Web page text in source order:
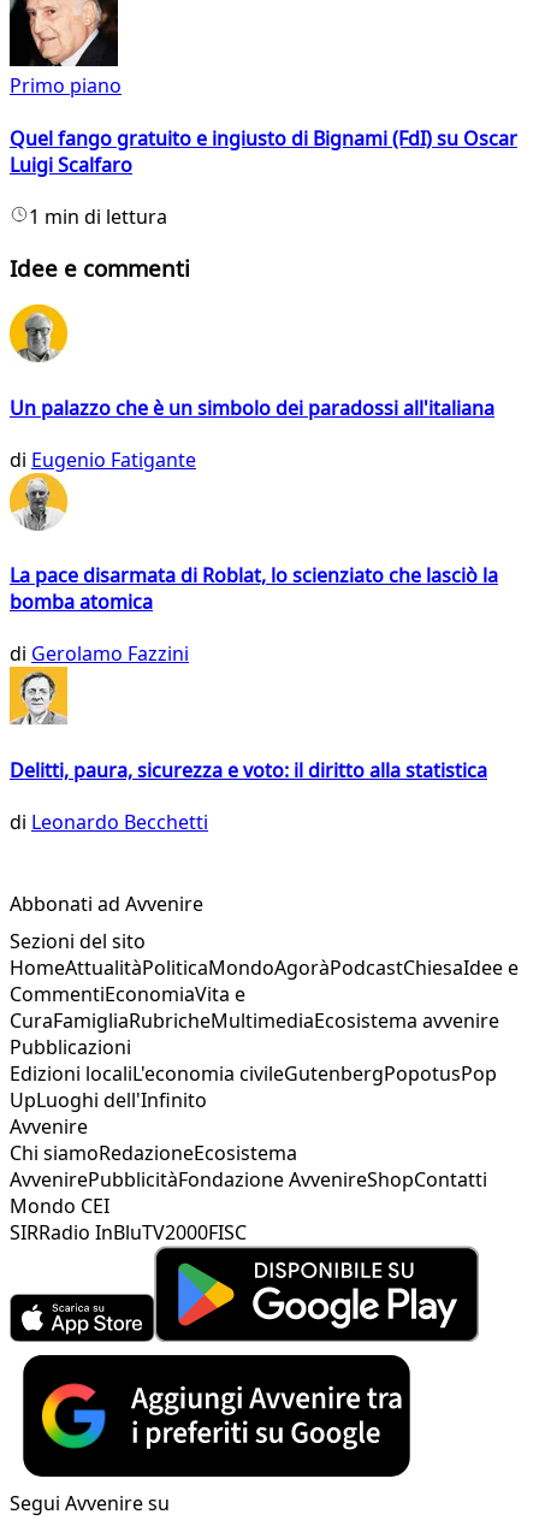
Primo piano
Quel fango gratuito e ingiusto di Bignami (FdI) su Oscar
Luigi Scalfaro
1 min di lettura
Idee e commenti
Un palazzo che è un simbolo dei paradossi all'italiana
di Eugenio Fatigante
La pace disarmata di Roblat, lo scienziato che lasciò la
bomba atomica
di Gerolamo Fazzini
Delitti, paura, sicurezza e voto: il diritto alla statistica
di Leonardo Becchetti
Abbonati ad Avvenire
Sezioni del sito
HomeAttualitàPoliticaMondoAgoràPodcastChiesaIdee e
CommentiEconomiaVita e
CuraFamigliaRubricheMultimediaEcosistema avvenire
Pubblicazioni
Edizioni localiL'economia civileGutenbergPopotusPop
UpLuoghi dell'Infinito
Avvenire
Chi siamoRedazioneEcosistema
AvvenirePubblicitàFondazione AvvenireShopContatti
Mondo CEI
SIRRadio InBluTV2000FISC
Segui Avvenire su